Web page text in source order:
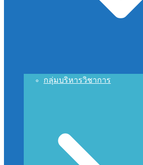
กลุ่มบริหารวิชาการ